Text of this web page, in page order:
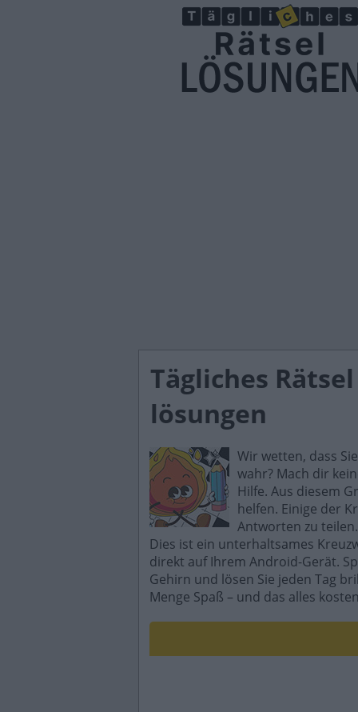
Tägliches
lösungen
Wir wetten, dass
wahr? Mach dir
Hilfe. Aus diesem
helfen. Einige der
Antworten zu teilen.
Dies ist ein unterhaltsames
direkt auf Ihrem Android-Gerät.
Gehirn und lösen Sie jeden Tag
Menge Spaß – und das alles